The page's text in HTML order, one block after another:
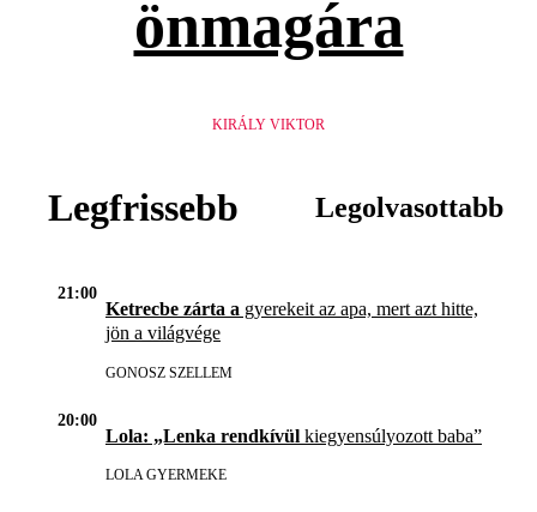
önmagára
KIRÁLY VIKTOR
Legfrissebb Legolvasottabb
21:00
Ketrecbe zárta a gyerekeit az apa, mert azt hitte,
jön a világvége
GONOSZ SZELLEM
20:00
Lola: „Lenka rendkívül kiegyensúlyozott baba”
LOLA GYERMEKE